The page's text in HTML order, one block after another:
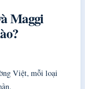
Maggi
Việt, mỗi loại